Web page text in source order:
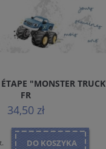
"MONSTER
FR
34,50 zł
DO KOSZYKA